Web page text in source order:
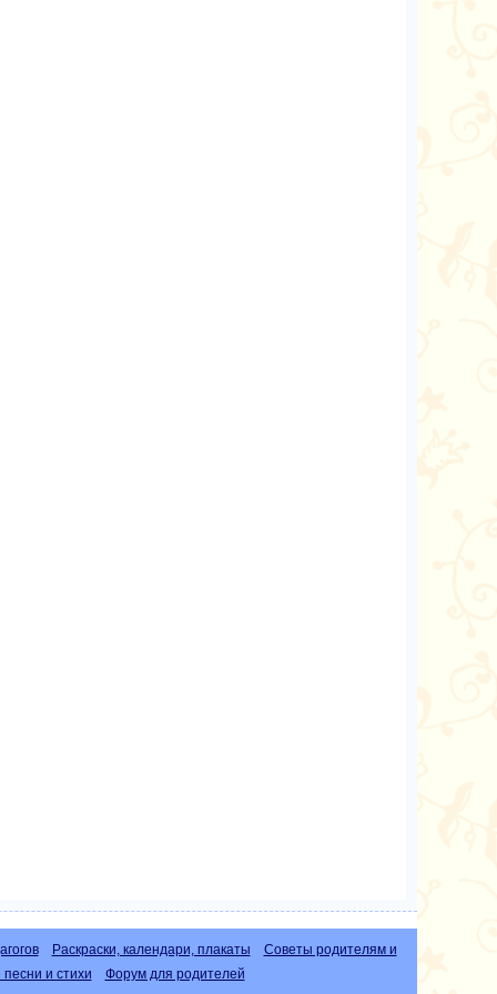
Раскраски, календари, плакаты
Советы родителям и
и стихи
Форум для родителей